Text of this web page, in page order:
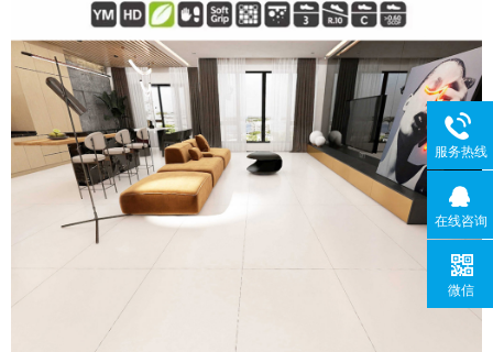
服务热线
在线咨询
微信